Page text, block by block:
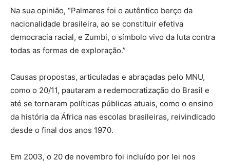
Na sua opinião, “Palmares foi o autêntico berço da
nacionalidade brasileira, ao se constituir efetiva
democracia racial, e Zumbi, o símbolo vivo da luta contra
todas as formas de exploração.”
Causas propostas, articuladas e abraçadas pelo MNU,
como o 20/11, pautaram a redemocratização do Brasil e
até se tornaram políticas públicas atuais, como o ensino
da história da África nas escolas brasileiras, reivindicado
desde o final dos anos 1970.
Em 2003, o 20 de novembro foi incluído por lei nos